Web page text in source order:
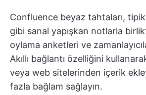
Confluence beyaz tahtaları,
gibi sanal yapışkan notlarla
oylama anketleri ve
Akıllı bağlantı özelliğini
veya web sitelerinden içerik
fazla bağlam sağlayın.